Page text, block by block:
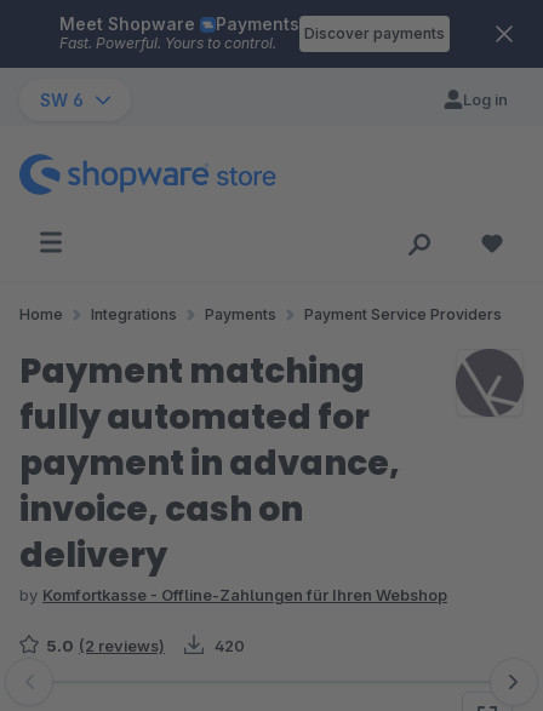
Skip to main content
Meet Shopware Payments
Fast. Powerful. Yours to control.
Discover payments
SW 6 Log in
Home Integrations Payments Payment Service Providers
Payment matching
fully automated for
payment in advance,
invoice, cash on
delivery
by Komfortkasse - Offline-Zahlungen für Ihren Webshop
5.0 (2 reviews) 420
Skip image gallery